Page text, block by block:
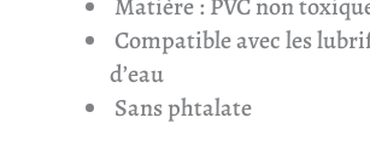
Matière : PVC non
Compatible avec les
d’eau
Sans phtalate